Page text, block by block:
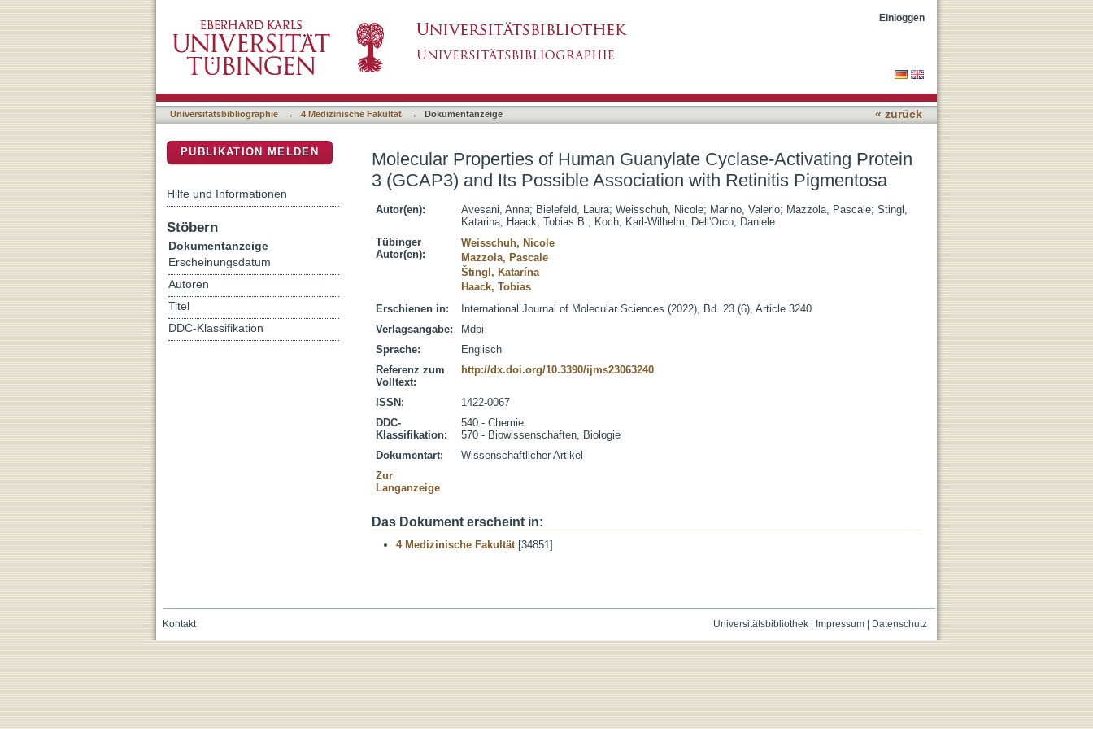
Molecular Properties of Human Guanylate Cyclase-Activating Protein 3 (GCAP3) and Its Possible
Association with Retinitis Pigmentosa
Einloggen
Universitätsbibliographie → 4 Medizinische Fakultät → Dokumentanzeige « zurück
Molecular Properties of Human Guanylate Cyclase-Activating Protein
3 (GCAP3) and Its Possible Association with Retinitis Pigmentosa
Autor(en): Avesani, Anna; Bielefeld, Laura; Weisschuh, Nicole; Marino, Valerio; Mazzola, Pascale; Stingl,
Katarina; Haack, Tobias B.; Koch, Karl-Wilhelm; Dell'Orco, Daniele
Tübinger
Autor(en):
Weisschuh, Nicole
Mazzola, Pascale
Štingl, Katarína
Haack, Tobias
Erschienen in:
International Journal of Molecular Sciences (2022), Bd. 23 (6), Article 3240
Verlagsangabe:
Mdpi
Sprache:
Englisch
Referenz zum
Volltext:
http://dx.doi.org/10.3390/ijms23063240
ISSN:
1422-0067
DDC-
Klassifikation:
540 - Chemie
570 - Biowissenschaften, Biologie
Dokumentart:
Wissenschaftlicher Artikel
Zur
Langanzeige
Das Dokument erscheint in:
4 Medizinische Fakultät[34851]
PUBLIKATION MELDEN
Hilfe und Informationen
Stöbern
Dokumentanzeige
Erscheinungsdatum
Autoren
Titel
DDC-Klassifikation
Universitätsbibliothek| Impressum| Datenschutz
Kontakt